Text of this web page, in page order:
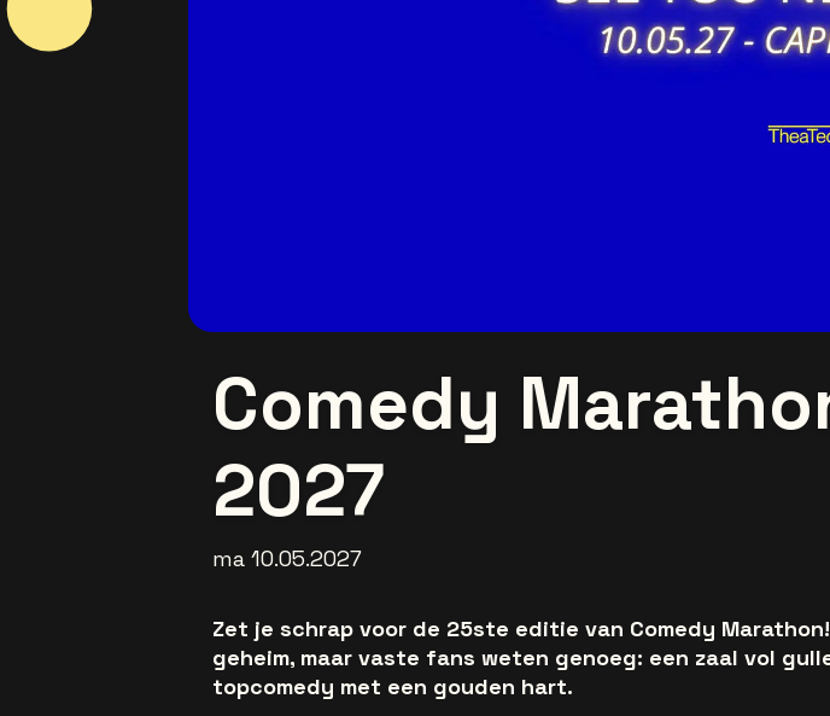
Comedy
2027
ma 10.05.2027
Zet je schrap voor de 25ste editie van Comedy
geheim, maar vaste fans weten genoeg: een zaal vol
topcomedy met een gouden hart.